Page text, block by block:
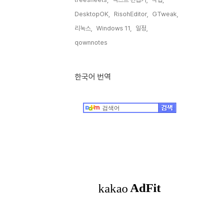
DesktopOK,
RisohEditor,
GTweak,
리눅스,
Windows 11,
일정,
qownnotes,
한국어 번역